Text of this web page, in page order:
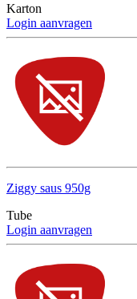
Karton
Login aanvragen
Ziggy saus 950g
Tube
Login aanvragen